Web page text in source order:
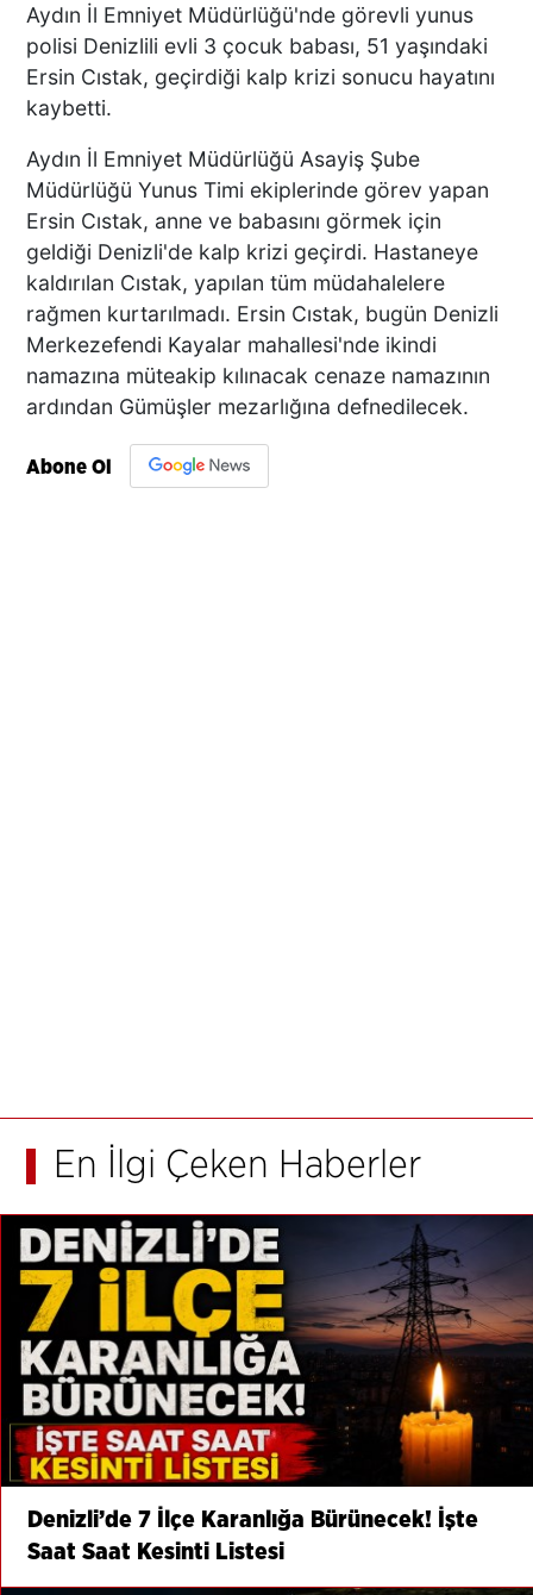
Aydın İl Emniyet Müdürlüğü'nde görevli yunus
polisi Denizlili evli 3 çocuk babası, 51 yaşındaki
Ersin Cıstak, geçirdiği kalp krizi sonucu hayatını
kaybetti.
Aydın İl Emniyet Müdürlüğü Asayiş Şube
Müdürlüğü Yunus Timi ekiplerinde görev yapan
Ersin Cıstak, anne ve babasını görmek için
geldiği Denizli'de kalp krizi geçirdi. Hastaneye
kaldırılan Cıstak, yapılan tüm müdahalelere
rağmen kurtarılmadı. Ersin Cıstak, bugün Denizli
Merkezefendi Kayalar mahallesi'nde ikindi
namazına müteakip kılınacak cenaze namazının
ardından Gümüşler mezarlığına defnedilecek.
Abone Ol
En İlgi Çeken Haberler
Denizli’de 7 İlçe Karanlığa Bürünecek! İşte
Saat Saat Kesinti Listesi